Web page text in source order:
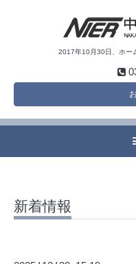
2017年10月30日、ホー
新着情報